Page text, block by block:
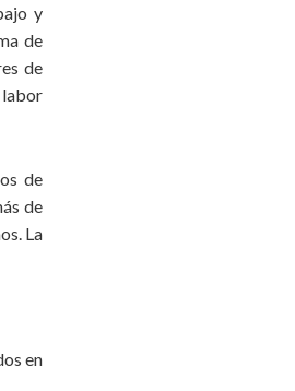
y
de
de
de
de
La
en